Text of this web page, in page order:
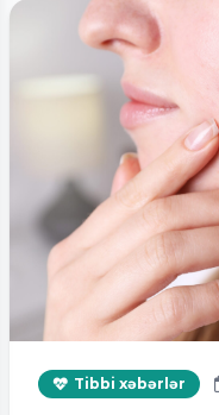
Tibbi xəbərlər